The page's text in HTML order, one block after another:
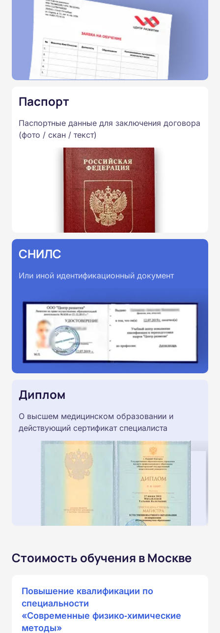
Паспорт
Паспортные данные для заключения договора
(фото / скан / текст)
СНИЛС
Или иной идентификационный документ
Диплом
О высшем медицинском образовании и
действующий сертификат специалиста
Стоимость обучения в Москве
Повышение квалификации по
специальности
«Современные физико‑химические
методы»